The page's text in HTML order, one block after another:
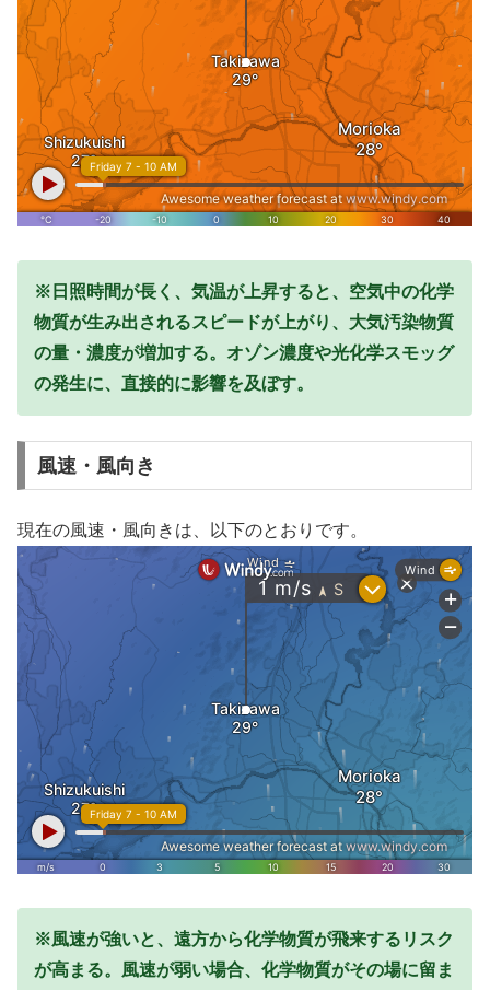
※日照時間が長く、気温が上昇すると、空気中の化学
物質が生み出されるスピードが上がり、大気汚染物質
の量・濃度が増加する。オゾン濃度や光化学スモッグ
の発生に、直接的に影響を及ぼす。
風速・風向き
現在の風速・風向きは、以下のとおりです。
※風速が強いと、遠方から化学物質が飛来するリスク
が高まる。風速が弱い場合、化学物質がその場に留ま